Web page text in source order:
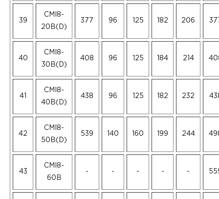
39
CMI8-
20B(D)
377 96 125 182 206
40
CMI8-
30B(D)
408 96 125 184 214
41
CMI8-
40B(D)
438 96 125 182 232
42
CMI8-
50B(D)
539 140 160 199 244
43
CMI8-
60B
- - - - -